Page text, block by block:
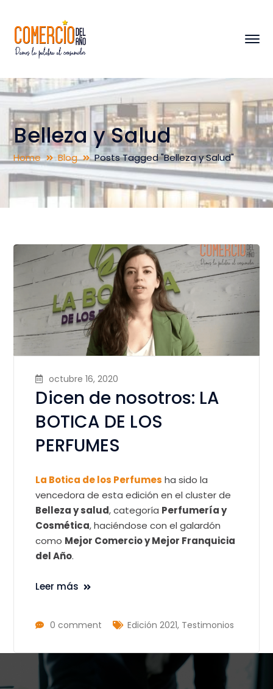
Belleza y Salud
Home Blog Posts Tagged "Belleza y Salud"
octubre 16, 2020
Dicen de nosotros: LA
BOTICA DE LOS
PERFUMES
La Botica de los Perfumes ha sido la
vencedora de esta edición en el cluster de
Belleza y salud, categoría Perfumería y
Cosmética, haciéndose con el galardón
como Mejor Comercio y Mejor Franquicia
del Año.
Leer más
0 comment Edición 2021, Testimonios